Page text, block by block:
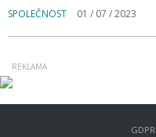
SPOLEČNOST 01 / 07 / 2023
GDPR